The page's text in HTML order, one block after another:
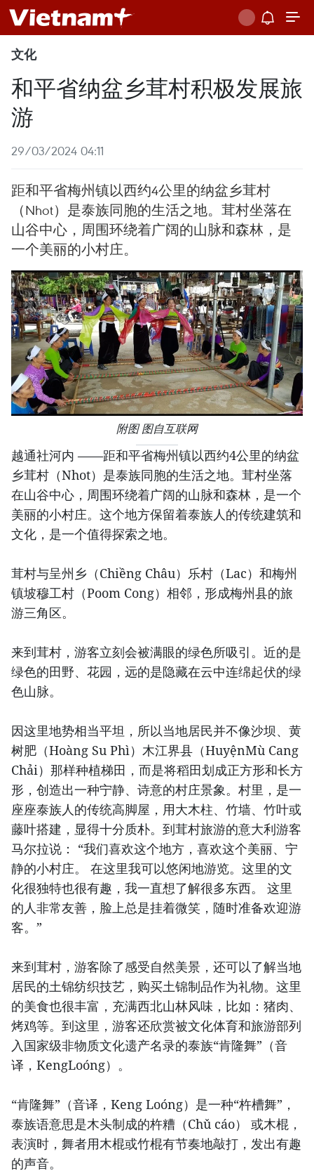
文化
和平省纳盆乡茸村积极发展旅
游
29/03/2024 04:11
距和平省梅州镇以西约4公里的纳盆乡茸村
（Nhot）是泰族同胞的生活之地。茸村坐落在
山谷中心，周围环绕着广阔的山脉和森林，是
一个美丽的小村庄。
附图 图自互联网
越通社河内 ——距和平省梅州镇以西约4公里的纳盆
乡茸村（Nhot）是泰族同胞的生活之地。茸村坐落
在山谷中心，周围环绕着广阔的山脉和森林，是一个
美丽的小村庄。这个地方保留着泰族人的传统建筑和
文化，是一个值得探索之地。
茸村与呈州乡（Chiềng Châu）乐村（Lac）和梅州
镇坡穆工村（Poom Cong）相邻，形成梅州县的旅
游三角区。
来到茸村，游客立刻会被满眼的绿色所吸引。近的是
绿色的田野、花园，远的是隐藏在云中连绵起伏的绿
色山脉。
因这里地势相当平坦，所以当地居民并不像沙坝、黄
树肥（Hoàng Su Phì）木江界县（HuyệnMù Cang
Chải）那样种植梯田，而是将稻田划成正方形和长方
形，创造出一种宁静、诗意的村庄景象。村里，是一
座座泰族人的传统高脚屋，用大木柱、竹墙、竹叶或
藤叶搭建，显得十分质朴。到茸村旅游的意大利游客
马尔拉说： “我们喜欢这个地方，喜欢这个美丽、宁
静的小村庄。 在这里我可以悠闲地游览。这里的文
化很独特也很有趣，我一直想了解很多东西。 这里
的人非常友善，脸上总是挂着微笑，随时准备欢迎游
客。”
来到茸村，游客除了感受自然美景，还可以了解当地
居民的土锦纺织技艺，购买土锦制品作为礼物。这里
的美食也很丰富，充满西北山林风味，比如：猪肉、
烤鸡等。到这里，游客还欣赏被文化体育和旅游部列
入国家级非物质文化遗产名录的泰族“肯隆舞”（音
译，KengLoóng）。
“肯隆舞”（音译，Keng Loóng）是一种“杵槽舞”，
泰族语意思是木头制成的杵糟（Chǔ cáo） 或木棍，
表演时，舞者用木棍或竹棍有节奏地敲打，发出有趣
的声音。